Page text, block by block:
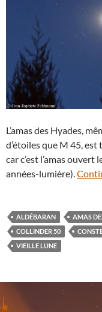
L’amas des Hyades,
d’étoiles que M 45,
car c’est l’amas
années-lumière).
ALDÉBARAN AMAS
COLLINDER 50
VIEILLE LUNE